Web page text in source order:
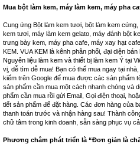
Mua bột làm kem, máy làm kem, máy pha
Cung ứng Bột làm kem tươi, bột làm kem
kem tươi, máy làm kem gelato, máy đánh bột
trưng bày kem, máy pha cafe, máy xay hạt
KEM. VUA KEM là kênh phân phối, đại diện
Nguyên liệu làm kem và thiết bị làm kem Ý tại
vị, dễ tìm dễ mua! Bạn có thể mua ngay tại
kiếm trên Google để mua được các sản phẩm
sản phẩm cần mua một cách nhanh chóng và
phẩm cần mua rồi gửi Email, Gọi điện thoại,
tiết sản phẩm để đặt hàng. Các đơn hàng của
thanh toán trước và nhận hàng sau! Thành
chữ tâm trong kinh doanh, sẵn sàng phục vụ
Phương châm phát triển là “Đơn giản là